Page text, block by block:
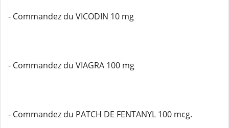
- Commandez du VICODIN 10 mg
- Commandez du VIAGRA 100 mg
- Commandez du PATCH DE FENTANYL 100 mcg.